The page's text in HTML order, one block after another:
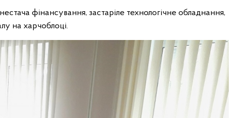
фінансування, застаріле технологічне обладнання,
на харчоблоці.